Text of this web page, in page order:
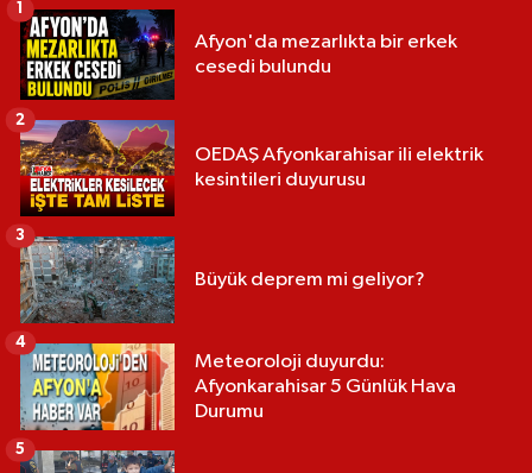
Afyon'da mezarlıkta bir erkek
cesedi bulundu
1
OEDAŞ Afyonkarahisar ili elektrik
kesintileri duyurusu
2
Büyük deprem mi geliyor?
3
Meteoroloji duyurdu:
Afyonkarahisar 5 Günlük Hava
Durumu
4
5